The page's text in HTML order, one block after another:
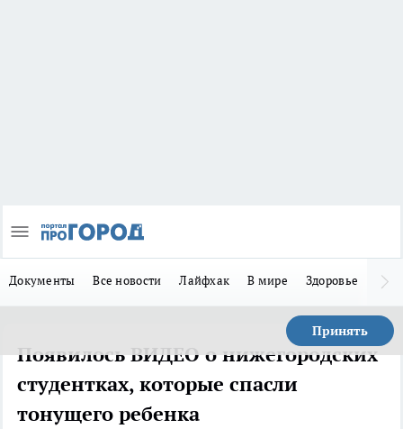
Документы Все новости Лайфхак В мире Здоровье
Принять
Появилось ВИДЕО о нижегородских
студентках, которые спасли
тонущего ребенка